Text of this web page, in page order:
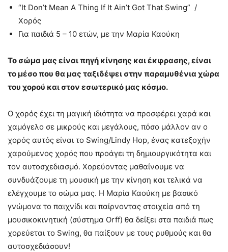
“It Don’t Mean A Thing If It Ain’t Got That Swing” /
Χορός
Για παιδιά 5 – 10 ετών, με την Μαρία Καούκη
Το σώμα μας είναι πηγή κίνησης και έκφρασης, είναι
το μέσο που θα μας ταξιδέψει στην παραμυθένια χώρα
του χορού και στον εσωτερικό μας κόσμο.
Ο χορός έχει τη μαγική ιδιότητα να προσφέρει χαρά και
χαμόγελο σε μικρούς και μεγάλους, πόσο μάλλον αν ο
χορός αυτός είναι το Swing/Lindy Hop, ένας κατεξοχήν
χαρούμενος χορός που προάγει τη δημιουργικότητα και
τον αυτοσχεδιασμό. Χορεύοντας μαθαίνουμε να
συνδυάζουμε τη μουσική με την κίνηση και τελικά να
ελέγχουμε το σώμα μας. Η Μαρία Καούκη με βασικό
γνώμονα το παιχνίδι και παίρνοντας στοιχεία από τη
μουσικοκινητική (σύστημα Orff) θα δείξει στα παιδιά πως
χορεύεται το Swing, θα παίξουν με τους ρυθμούς και θα
αυτοσχεδιάσουν!